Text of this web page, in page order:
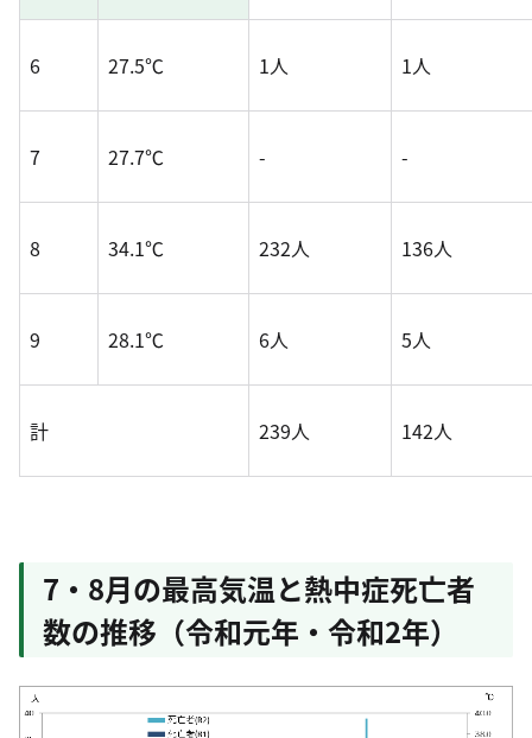
6 27.5℃ 1人 1人
7 27.7℃ - -
8 34.1℃ 232人 136人
9 28.1℃ 6人 5人
計 239人 142人
7・8月の最高気温と熱中症死亡者
数の推移（令和元年・令和2年）